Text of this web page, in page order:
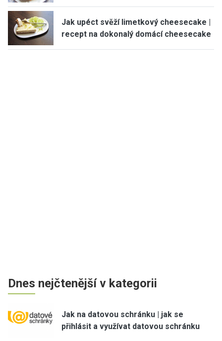
Jak upéct svěží limetkový cheesecake |
recept na dokonalý domácí cheesecake
Dnes nejčtenější v kategorii
Jak na datovou schránku | jak se
přihlásit a využívat datovou schránku